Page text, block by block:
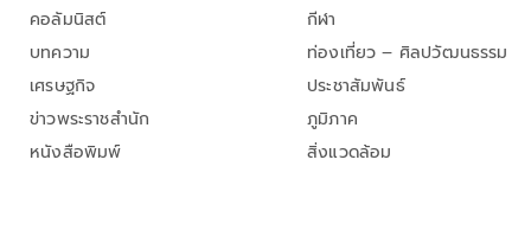
คอลัมนิสต์
บทความ
เศรษฐกิจ
ข่าวพระราชสำนัก
หนังสือพิมพ์
กีฬา
ท่องเที่ยว – ศิลปวัฒนธรรม
ประชาสัมพันธ์
ภูมิภาค
สิ่งแวดล้อม